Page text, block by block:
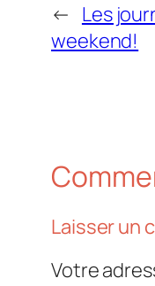
← Les
weekend!
Laisser un
Votre